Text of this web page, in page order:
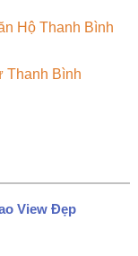
Hộ Thanh Bình
Thanh Bình
View Đẹp